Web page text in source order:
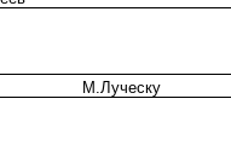
М.Луческу